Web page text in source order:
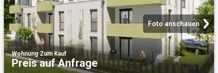
Foto anschauen
Wohnung·Zum Kauf
Preis auf Anfrage